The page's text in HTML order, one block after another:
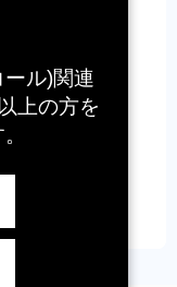
ル)関連
上の方を